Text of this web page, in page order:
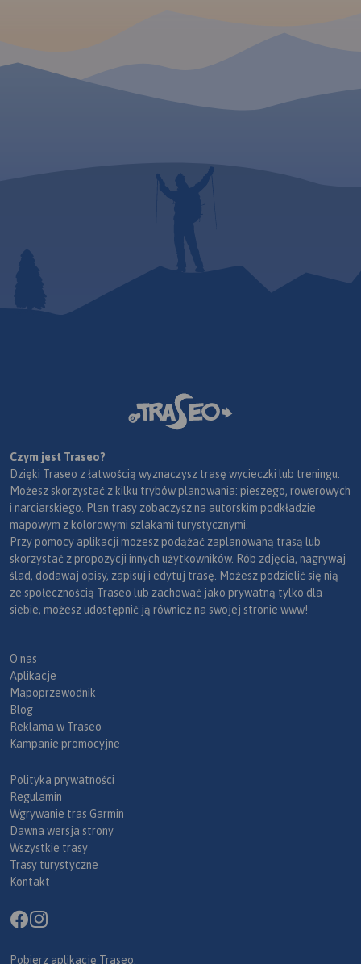
Czym jest Traseo?
Dzięki Traseo z łatwością wyznaczysz trasę wycieczki lub treningu.
Możesz skorzystać z kilku trybów planowania: pieszego, rowerowych
i narciarskiego. Plan trasy zobaczysz na autorskim podkładzie
mapowym z kolorowymi szlakami turystycznymi.
Przy pomocy aplikacji możesz podążać zaplanowaną trasą lub
skorzystać z propozycji innych użytkowników. Rób zdjęcia, nagrywaj
ślad, dodawaj opisy, zapisuj i edytuj trasę. Możesz podzielić się nią
ze społecznością Traseo lub zachować jako prywatną tylko dla
siebie, możesz udostępnić ją również na swojej stronie www!
O nas
Aplikacje
Mapoprzewodnik
Blog
Reklama w Traseo
Kampanie promocyjne
Polityka prywatności
Regulamin
Wgrywanie tras Garmin
Dawna wersja strony
Wszystkie trasy
Trasy turystyczne
Kontakt
Pobierz aplikację Traseo: